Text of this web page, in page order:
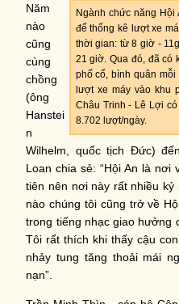
Ngành chức năng
để thống kê lượt xe
thời gian: từ 8 giờ -
21 giờ. Qua đó, đã có
phố cổ, bình quân
lượt xe máy vào khu
Châu Trinh - Lê Lợi
8.702 lượt/ngày.
Năm
nào
cũng
cùng
chồng
(ông
Hanstei
n
Wilhelm, quốc tịch Đức)
Loan chia sẻ: “Hội An là nơi
tiên nên nơi này rất nhiều kỷ
nào chúng tôi cũng trở về
trong tiếng nhạc giao hưởng
Tôi rất thích khi thấy cậu
nhảy tung tăng thoải mái
nạn”.